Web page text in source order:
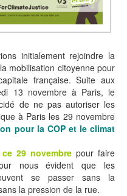
initialement rejoindre la
mobilisation citoyenne pour
française. Suite aux
13 novembre à Paris, le
de ne pas autoriser les
à Paris les 29 novembre
pour la COP et le climat
29 novembre pour faire
nous évident que les
se passer sans la
la pression de la rue.